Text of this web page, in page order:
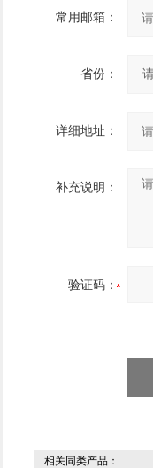
常用邮箱：
省份：
详细地址：
补充说明：
验证码：
相关同类产品：